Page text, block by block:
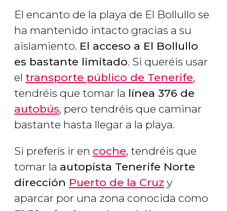
El encanto de la playa de El Bollullo se
ha mantenido intacto gracias a su
aislamiento. El acceso a El Bollullo
es bastante limitado. Si queréis usar
el transporte público de Tenerife,
tendréis que tomar la línea 376 de
autobús, pero tendréis que caminar
bastante hasta llegar a la playa.
Si preferís ir en coche, tendréis que
tomar la autopista Tenerife Norte
dirección Puerto de la Cruz y
aparcar por una zona conocida como